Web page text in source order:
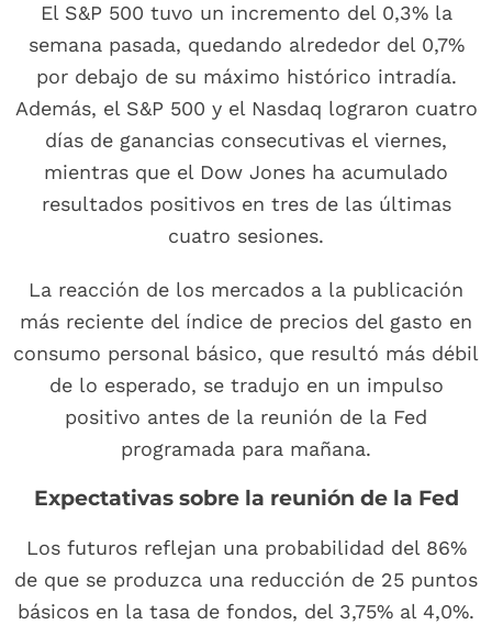
El S&P 500 tuvo un incremento del 0,3% la
semana pasada, quedando alrededor del 0,7%
por debajo de su máximo histórico intradía.
Además, el S&P 500 y el Nasdaq lograron cuatro
días de ganancias consecutivas el viernes,
mientras que el Dow Jones ha acumulado
resultados positivos en tres de las últimas
cuatro sesiones.
La reacción de los mercados a la publicación
más reciente del índice de precios del gasto en
consumo personal básico, que resultó más débil
de lo esperado, se tradujo en un impulso
positivo antes de la reunión de la Fed
programada para mañana.
Expectativas sobre la reunión de la Fed
Los futuros reflejan una probabilidad del 86%
de que se produzca una reducción de 25 puntos
básicos en la tasa de fondos, del 3,75% al 4,0%.